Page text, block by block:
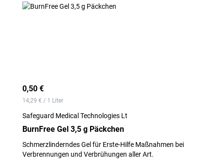
0,50 €
14,29 € / 1 Liter
Safeguard Medical Technologies Lt
BurnFree Gel 3,5 g Päckchen
Schmerzlinderndes Gel für Erste-Hilfe Maßnahmen bei
Verbrennungen und Verbrühungen aller Art.